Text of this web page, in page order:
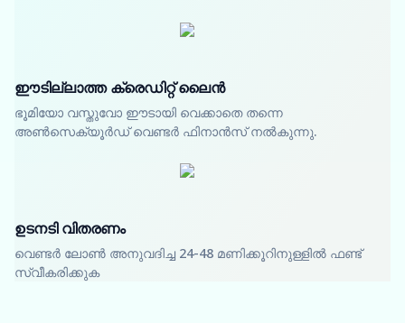
ഈടില്ലാത്ത ക്രെഡിറ്റ് ലൈൻ
ഭൂമിയോ വസ്തുവോ ഈടായി വെക്കാതെ തന്നെ
അൺസെക്യൂർഡ് വെണ്ടർ ഫിനാൻസ് നൽകുന്നു.
ഉടനടി വിതരണം
വെണ്ടർ ലോൺ അനുവദിച്ച 24-48 മണിക്കൂറിനുള്ളിൽ ഫണ്ട്
സ്വീകരിക്കുക